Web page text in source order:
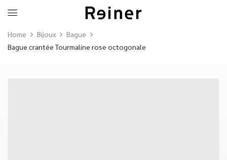
Home Bijoux
Bague
Bague crantée Tourmaline rose octogonale